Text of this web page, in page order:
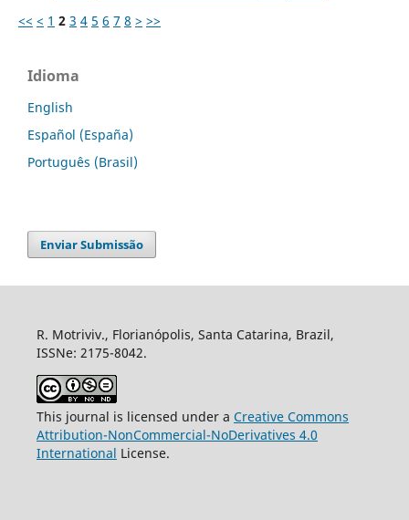
<< < 1 2 3 4 5 6 7 8 > >>
Idioma
English
Español (España)
Português (Brasil)
Enviar Submissão
R. Motriviv., Florianópolis, Santa Catarina, Brazil,
ISSNe: 2175-8042.
This journal is licensed under a Creative Commons
Attribution-NonCommercial-NoDerivatives 4.0
International License.